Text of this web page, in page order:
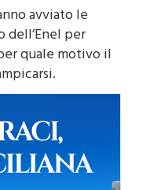
e ricostruire
avviato le
per
quale motivo il